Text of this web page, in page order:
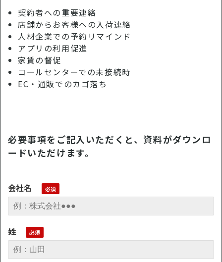
契約者への重要連絡
店舗からお客様への入荷連絡
人材企業での予約リマインド
アプリの利用促進
家賃の督促
コールセンターでの未接続時
EC・通販でのカゴ落ち
必要事項をご記入いただくと、資料がダウンロ
ードいただけます。
会社名
姓